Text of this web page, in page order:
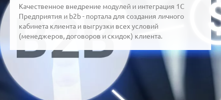
Качественное внедрение модулей и интеграция 1С
Предприятия и b2b - портала для создания личного
кабинета клиента и выгрузки всех условий
(менеджеров, договоров и скидок) клиента.